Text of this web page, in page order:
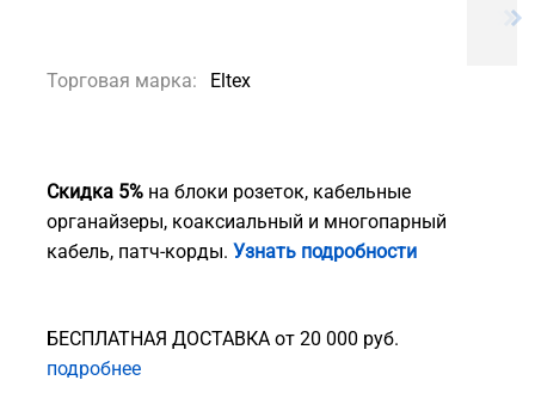
Торговая марка: Eltex
Скидка 5% на блоки розеток, кабельные
органайзеры, коаксиальный и многопарный
кабель, патч-корды. Узнать подробности
БЕСПЛАТНАЯ ДОСТАВКА от 20 000 руб.
подробнее